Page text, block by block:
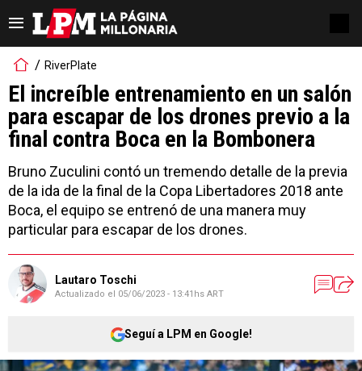
RiverPlate
El increíble entrenamiento en un salón
para escapar de los drones previo a la
final contra Boca en la Bombonera
Bruno Zuculini contó un tremendo detalle de la previa
de la ida de la final de la Copa Libertadores 2018 ante
Boca, el equipo se entrenó de una manera muy
particular para escapar de los drones.
Lautaro Toschi
Actualizado el 05/06/2023 - 13:41hs ART
Seguí a LPM en Google!